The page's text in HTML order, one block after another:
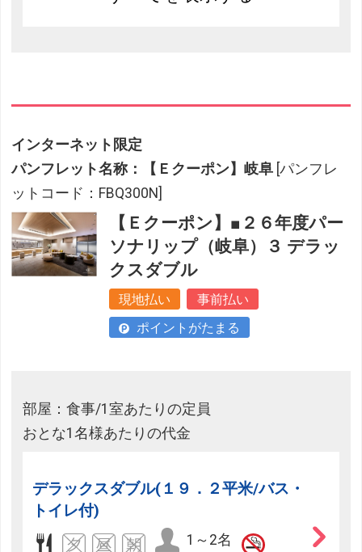
インターネット限定
パンフレット名称：【Ｅクーポン】岐阜 [パンフレ
ットコード：FBQ300N]
【Ｅクーポン】■２６年度パー
ソナリップ（岐阜）３ デラッ
クスダブル
現地払い
事前払い
ポイントがたまる
部屋：食事/1室あたりの定員
おとな1名様あたりの代金
デラックスダブル(１９．２平米/バス・
トイレ付)
1～2名